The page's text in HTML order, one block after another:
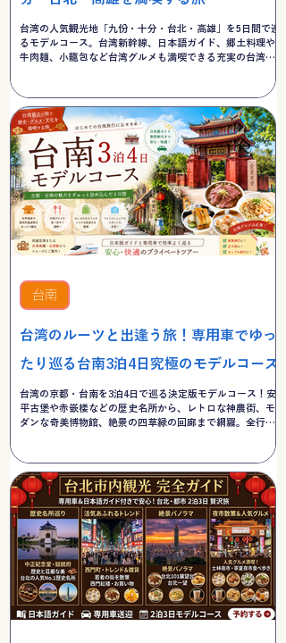
台湾の人気観光地「九份・十分・台北・高雄」を5日間で巡
るモデルコース。台湾新幹線、日本語ガイド、郷土料理や
牛肉麺、小籠包など台湾グルメも満喫できる充実の台湾周
台湾のルーツと出逢う旅！専用車でゆっ
たり巡る台南3泊4日究極のモデルコース
台湾の京都・台南を3泊4日で巡る決定版モデルコース！安
平古堡や赤嵌楼などの歴史名所から、レトロな神農街、モ
ダンな奇美博物館、絶景の四草緑の回廊まで網羅。全行程
台南